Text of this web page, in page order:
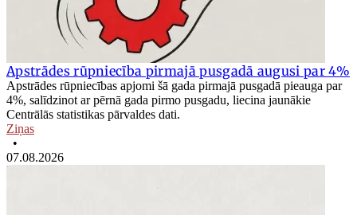
Apstrādes rūpniecība pirmajā pusgadā augusi par 4%
Apstrādes rūpniecības apjomi šā gada pirmajā pusgadā pieauga par
4%, salīdzinot ar pērnā gada pirmo pusgadu, liecina jaunākie
Centrālās statistikas pārvaldes dati.
Ziņas
•
07.08.2026